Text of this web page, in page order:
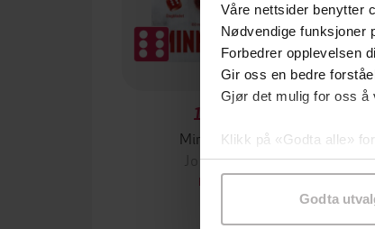
Våre nettsider benytter
Nødvendige funksjoner
Forbedrer opplevelsen
Gir oss en bedre
Gjør det mulig for oss å
Klikk på «Godta alle»
samtykke til spesifikke
Godta
199,-
Minnesota
Jo Nesbø
EBOK